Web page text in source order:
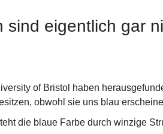
eigentlich gar
of Bristol haben
obwohl sie uns blau
die blaue Farbe durch winzige